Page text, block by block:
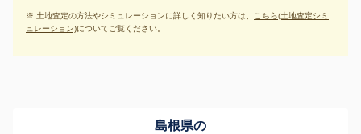
※ 土地査定の方法やシミュレーションに詳しく知りたい方は、 こちら(土地査定シミ
ュレーション)についてご覧ください。
島根県の